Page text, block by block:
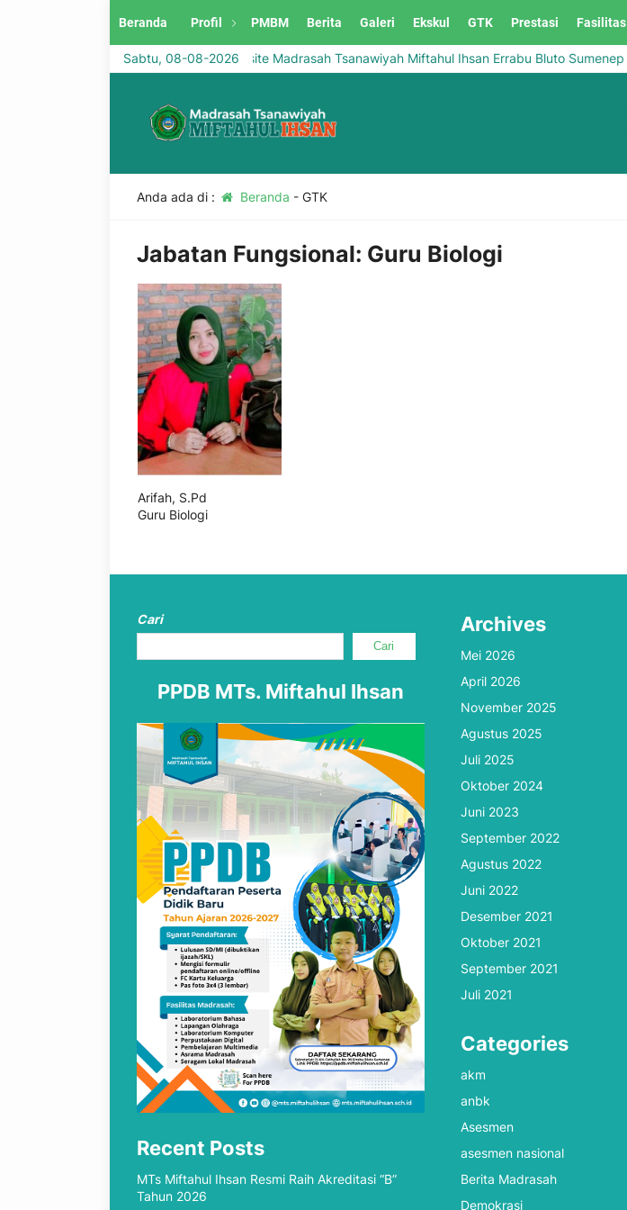
Beranda Profil PMBM Berita Galeri Ekskul GTK Prestasi Fasilitas
Sabtu, 08-08-2026
Selamat Datang di Website Madrasah Tsanawiyah Miftahul Ihsan Errabu Bluto Sumenep
Anda ada di : Beranda - GTK
Jabatan Fungsional: Guru Biologi
Arifah, S.Pd
Guru Biologi
Cari
Cari
PPDB MTs. Miftahul Ihsan
Recent Posts
MTs Miftahul Ihsan Resmi Raih Akreditasi “B”
Tahun 2026
Archives
Mei 2026
April 2026
November 2025
Agustus 2025
Juli 2025
Oktober 2024
Juni 2023
September 2022
Agustus 2022
Juni 2022
Desember 2021
Oktober 2021
September 2021
Juli 2021
Categories
akm
anbk
Asesmen
asesmen nasional
Berita Madrasah
Demokrasi